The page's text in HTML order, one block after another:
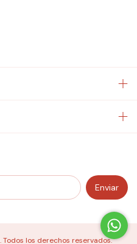
los derechos reservados.